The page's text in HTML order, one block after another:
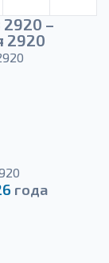
2920 –
2920
года